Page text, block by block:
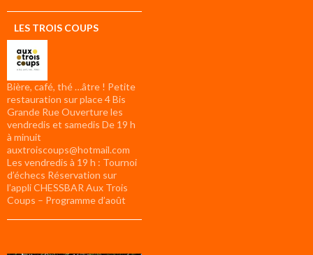
LES TROIS COUPS
Bière, café, thé …âtre ! Petite
restauration sur place 4 Bis
Grande Rue Ouverture les
vendredis et samedis De 19 h
à minuit
auxtroiscoups@hotmail.com
Les vendredis à 19 h : Tournoi
d’échecs Réservation sur
l’appli CHESSBAR Aux Trois
Coups – Programme d’août